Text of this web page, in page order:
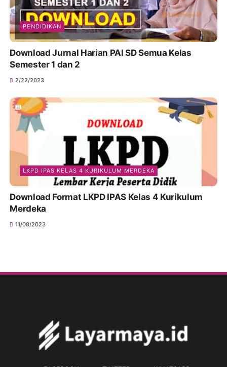
PENDIDIKAN
Download Jurnal Harian PAI SD Semua Kelas
Semester 1 dan 2
2/22/2023
LKPD IPAS KELAS 4 KURIKULUM MERDEKA
Download Format LKPD IPAS Kelas 4 Kurikulum
Merdeka
11/08/2023